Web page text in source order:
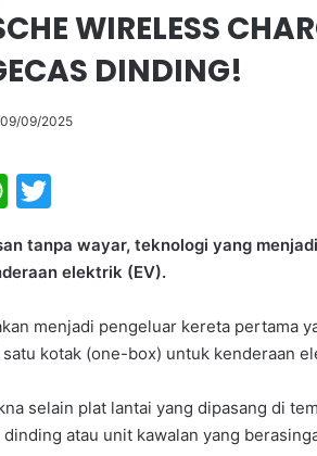
WIRELESS
DINDING!
09/09/2025
W
at
A
p
p
itt
tanpa wayar, teknologi yang
elektrik (EV).
menjadi pengeluar kereta pertama
satu kotak (one-box) untuk kenderaan
selain plat lantai yang dipasang di
dinding atau unit kawalan yang